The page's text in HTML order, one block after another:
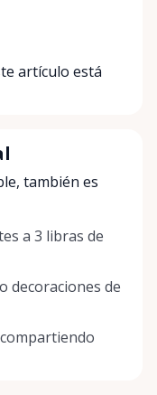
artículo está
también es
a 3 libras de
decoraciones de